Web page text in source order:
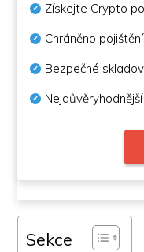
Získejte Crypto
Chráněno
Bezpečné
Sekce